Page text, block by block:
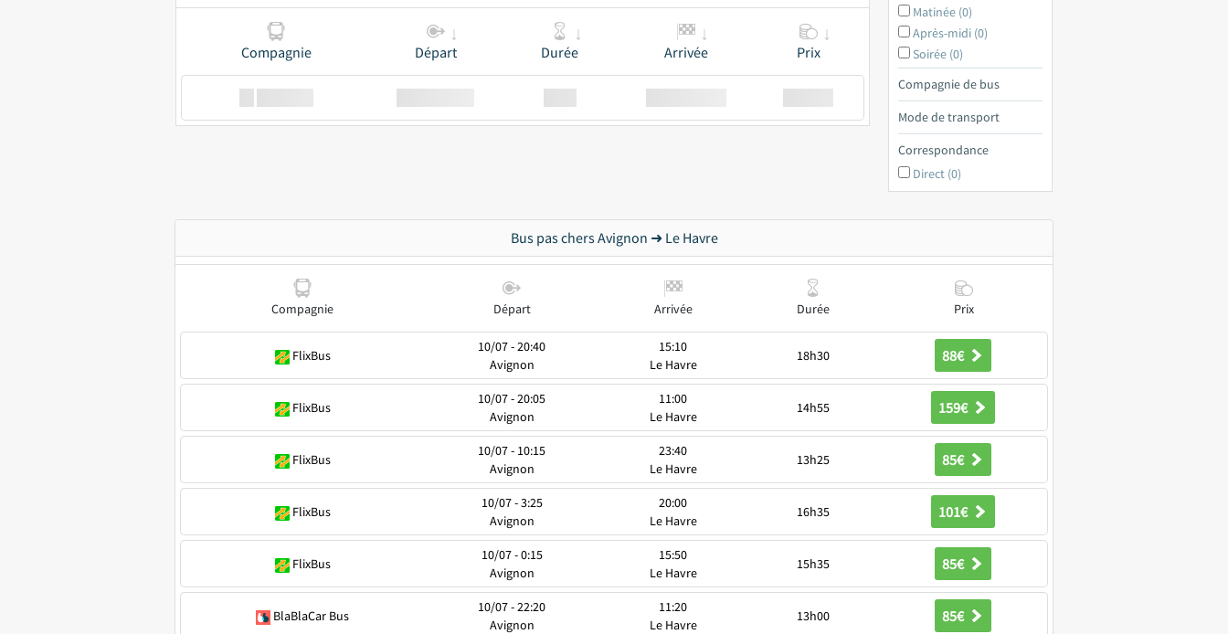
Compagnie Départ Durée Arrivée Prix
Matinée (0)
Après-midi (0)
Soirée (0)
Compagnie de bus
Mode de transport
Correspondance
Direct (0)
Bus pas chers Avignon ➜ Le Havre
Compagnie Départ Arrivée Durée Prix
FlixBus
10/07 - 20:40
Avignon
15:10
Le Havre
18h30 88€
FlixBus
10/07 - 20:05
Avignon
11:00
Le Havre
14h55 159€
FlixBus
10/07 - 10:15
Avignon
23:40
Le Havre
13h25 85€
FlixBus
10/07 - 3:25
Avignon
20:00
Le Havre
16h35 101€
FlixBus
10/07 - 0:15
Avignon
15:50
Le Havre
15h35 85€
BlaBlaCar Bus
10/07 - 22:20
Avignon
11:20
Le Havre
13h00 85€